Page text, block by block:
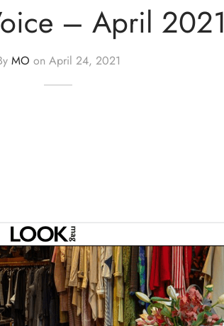
– April 2021
MO on April 24, 2021